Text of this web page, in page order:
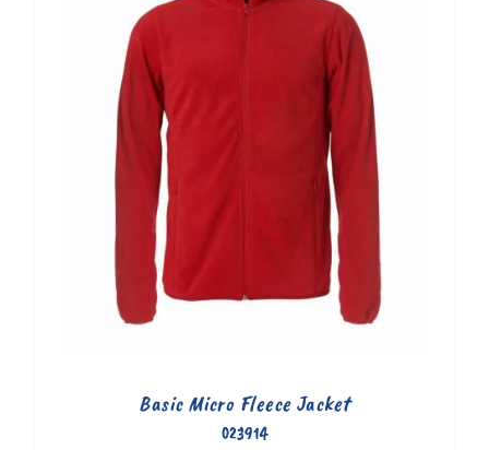
023914
Basic Micro Fleece Jacket